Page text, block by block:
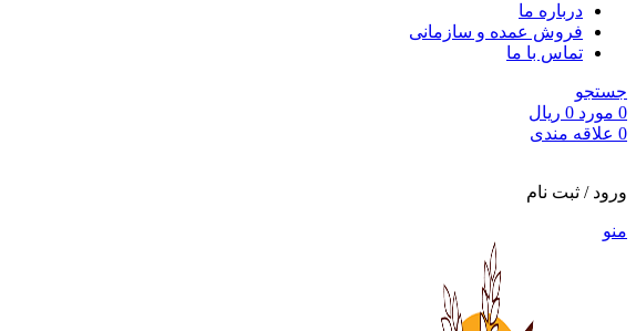
درباره ما
فروش عمده و سازمانی
تماس با ما
جستجو
0 مورد 0 ریال
0 علاقه مندی
ورود / ثبت نام
منو